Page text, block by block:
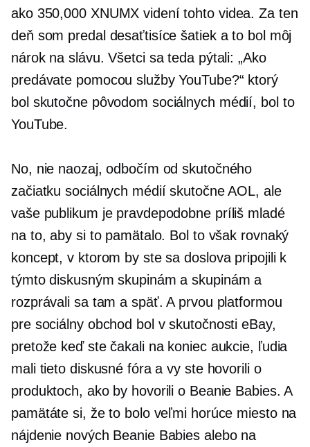
ako 350,000 XNUMX videní tohto videa. Za ten
deň som predal desaťtisíce šatiek a to bol môj
nárok na slávu. Všetci sa teda pýtali: „Ako
predávate pomocou služby YouTube?“ ktorý
bol skutočne pôvodom sociálnych médií, bol to
YouTube.
No, nie naozaj, odbočím od skutočného
začiatku sociálnych médií skutočne AOL, ale
vaše publikum je pravdepodobne príliš mladé
na to, aby si to pamätalo. Bol to však rovnaký
koncept, v ktorom by ste sa doslova pripojili k
týmto diskusným skupinám a skupinám a
rozprávali sa tam a späť. A prvou platformou
pre sociálny obchod bol v skutočnosti eBay,
pretože keď ste čakali na koniec aukcie, ľudia
mali tieto diskusné fóra a vy ste hovorili o
produktoch, ako by hovorili o Beanie Babies. A
pamätáte si, že to bolo veľmi horúce miesto na
nájdenie nových Beanie Babies alebo na